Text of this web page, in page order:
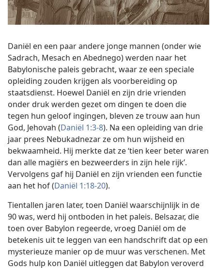
Daniël en een paar andere jonge mannen (onder wie
Sadrach, Mesach en Abednego) werden naar het
Babylonische paleis gebracht, waar ze een speciale
opleiding zouden krijgen als voorbereiding op
staatsdienst. Hoewel Daniël en zijn drie vrienden
onder druk werden gezet om dingen te doen die
tegen hun geloof ingingen, bleven ze trouw aan hun
God, Jehovah (Daniël 1:3-8). Na een opleiding van drie
jaar prees Nebukadnezar ze om hun wijsheid en
bekwaamheid. Hij merkte dat ze ‘tien keer beter waren
dan alle magiërs en bezweerders in zijn hele rijk’.
Vervolgens gaf hij Daniël en zijn vrienden een functie
aan het hof (Daniël 1:18-20).
Tientallen jaren later, toen Daniël waarschijnlijk in de
90 was, werd hij ontboden in het paleis. Belsazar, die
toen over Babylon regeerde, vroeg Daniël om de
betekenis uit te leggen van een handschrift dat op een
mysterieuze manier op de muur was verschenen. Met
Gods hulp kon Daniël uitleggen dat Babylon veroverd